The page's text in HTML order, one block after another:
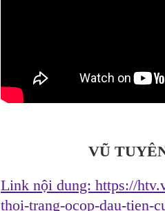
VŨ
Link nội dung: https://
thoi-trang-ocop-dau-tien-